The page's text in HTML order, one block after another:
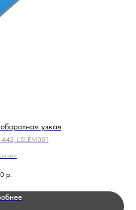
узкая
LSLEM001
р.